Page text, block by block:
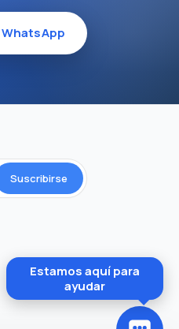
Suscribirse
Estamos aquí para
ayudar